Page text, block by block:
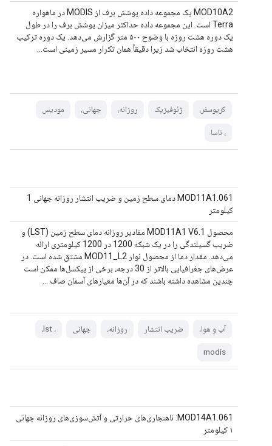
MOD10A2 یک مجموعه داده پوشش برف از MODIS در ماهواره
Terra است. این مجموعه داده حداکثر میزان پوشش برف را در طول
یک دوره هشت روزه با وضوح ۵۰۰ متر گزارش می‌دهد. یک دوره ترکیب
هشت روزه انتخاب شد زیرا دقیقاً همان تکرار مسیر زمینی است...
کریوسفر، ژئوفیزیک روزانه، جهانی، مودیس
، ناسا
MOD11A1.061 دمای سطح زمین و ضریب انتشار روزانه جهانی 1
کیلومتر
محصول MOD11A1 V6.1 مقادیر روزانه دمای سطح زمین (LST) و
ضریب گسیلندگی را در یک شبکه 1200 در 1200 کیلومتری ارائه
می‌دهد. مقدار دما از محصول نوار MOD11_L2 مشتق شده است. در
عرض‌های جغرافیایی بالاتر از 30 درجه، برخی از پیکسل‌ها ممکن است
چندین مشاهده داشته باشند که در آن‌ها معیارهای آسمان صاف ...
آب و هوا، ضریب انتشار روزانه، جهانی ، lst،
modis
MOD14A1.061: ناهنجاری‌های حرارتی و آتش‌سوزی‌های روزانه جهانی
۱ کیلومتر